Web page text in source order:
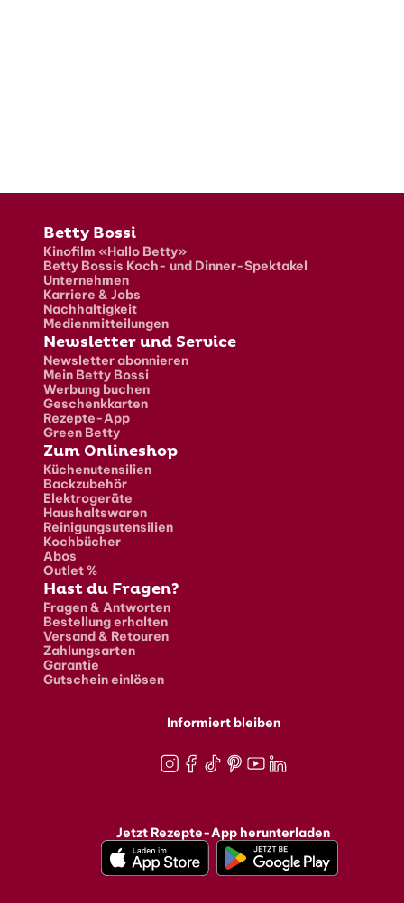
Fusszeile
Betty Bossi
Kinofilm «Hallo Betty»
Betty Bossis Koch- und Dinner-Spektakel
Unternehmen
Karriere & Jobs
Nachhaltigkeit
Medienmitteilungen
Newsletter und Service
Newsletter abonnieren
Mein Betty Bossi
Werbung buchen
Geschenkkarten
Rezepte-App
Green Betty
Zum Onlineshop
Küchenutensilien
Backzubehör
Elektrogeräte
Haushaltswaren
Reinigungsutensilien
Kochbücher
Abos
Outlet %
Hast du Fragen?
Fragen & Antworten
Bestellung erhalten
Versand & Retouren
Zahlungsarten
Garantie
Gutschein einlösen
Informiert bleiben
Jetzt Rezepte-App herunterladen